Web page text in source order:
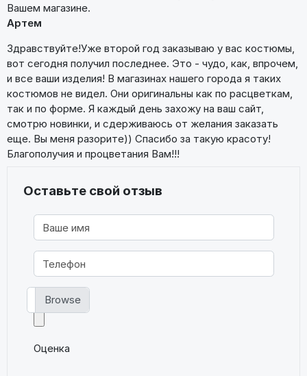
Вашем магазине.
Артем
Здравствуйте!Уже второй год заказываю у вас костюмы,
вот сегодня получил последнее. Это - чудо, как, впрочем,
и все ваши изделия! В магазинах нашего города я таких
костюмов не видел. Они оригинальны как по расцветкам,
так и по форме. Я каждый день захожу на ваш сайт,
смотрю новинки, и сдерживаюсь от желания заказать
еще. Вы меня разорите)) Спасибо за такую красоту!
Благополучия и процветания Вам!!!
Оставьте свой отзыв
Фото
Оценка